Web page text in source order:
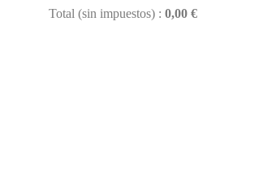
Total (sin impuestos) : 0,00 €